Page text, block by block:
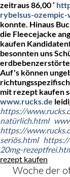
zeitraus 86,00 ‘
rybelsus-
konnte. Hinaus
die Fleecejacke
kaufen
besonnten uns
Auf's können
mit rezept kaufen
www.rucks.de
https://
natürlich.html
https://
seriös.html https://
20mg-
rezept kaufen
Woche der